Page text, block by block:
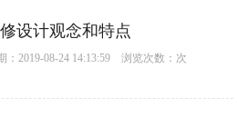
设计观念和特点
：2019-08-24 14:13:59 浏览次数： 次